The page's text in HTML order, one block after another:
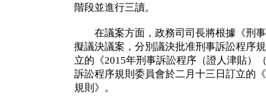
階段並進行三讀。
在議案方面，政務司司長將根據《刑事
擬議決議案，分別議決批准刑事訴訟程序
立的《2015年刑事訴訟程序（證人津貼）
訴訟程序規則委員會於二月十三日訂立的
規則》。